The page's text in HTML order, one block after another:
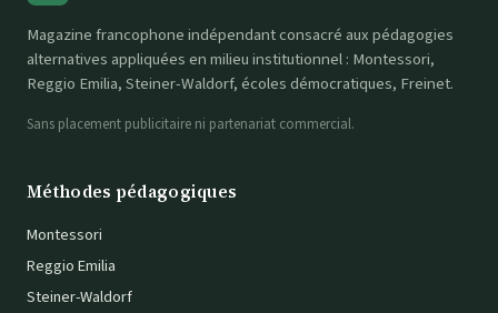
Magazine francophone indépendant consacré aux pédagogies
alternatives appliquées en milieu institutionnel : Montessori,
Reggio Emilia, Steiner-Waldorf, écoles démocratiques, Freinet.
Sans placement publicitaire ni partenariat commercial.
Méthodes pédagogiques
Montessori
Reggio Emilia
Steiner-Waldorf